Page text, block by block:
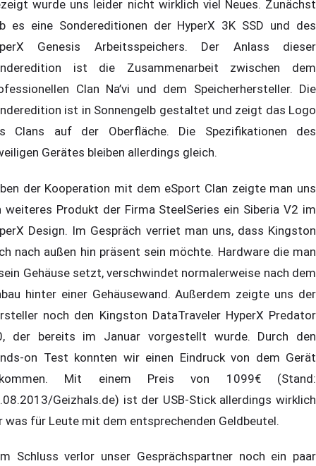
wurde uns leider nicht wirklich viel Neues. Zunächst
es eine Sondereditionen der HyperX 3K SSD und des
Genesis Arbeitsspeichers. Der Anlass dieser
ist die Zusammenarbeit zwischen dem
Clan Na’vi und dem Speicherhersteller. Die
ist in Sonnengelb gestaltet und zeigt das Logo
Clans auf der Oberfläche. Die Spezifikationen des
Gerätes bleiben allerdings gleich.
der Kooperation mit dem eSport Clan zeigte man uns
weiteres Produkt der Firma SteelSeries ein Siberia V2 im
Design. Im Gespräch verriet man uns, dass Kingston
nach außen hin präsent sein möchte. Hardware die man
Gehäuse setzt, verschwindet normalerweise nach dem
hinter einer Gehäusewand. Außerdem zeigte uns der
noch den Kingston DataTraveler HyperX Predator
der bereits im Januar vorgestellt wurde. Durch den
on Test konnten wir einen Eindruck von dem Gerät
Mit einem Preis von 1099€ (Stand:
Geizhals.de) ist der USB-Stick allerdings wirklich
was für Leute mit dem entsprechenden Geldbeutel.
Schluss verlor unser Gesprächspartner noch ein paar